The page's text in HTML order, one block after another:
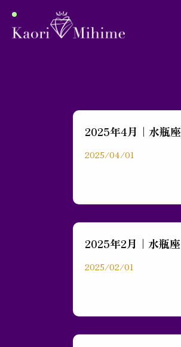
2025年4月｜水瓶座
2025/04/01
2025年2月｜水瓶座
2025/02/01